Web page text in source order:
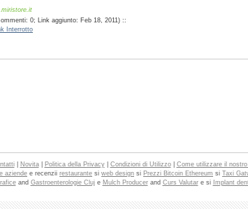
0; Link aggiunto: Feb 18, 2011) ::
Interrotto
| Novita| Politica della Privacy| Condizioni di Utilizzo| Come utilizzare il
aziende e recenzii restaurante si web design si Prezzi Bitcoin Ethereum si Taxi
and Gastroenterologie Cluje Mulch Producerand Curs Valutare si Implant